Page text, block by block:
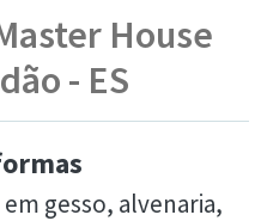
House
- ES
gesso, alvenaria,